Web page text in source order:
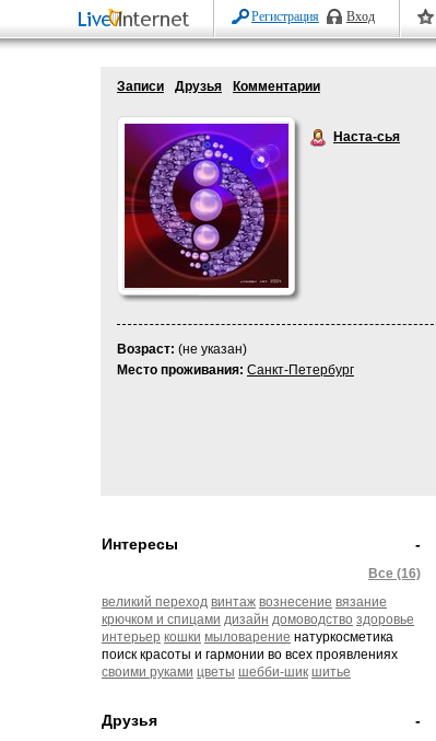
Регистрация Вход
Записи Друзья Комментарии
Наста-сья
Возраст: (не указан)
Место проживания: Санкт-Петербург
-
Интересы
Все (16)
великий переход винтаж вознесение вязание
крючком и спицами дизайн домоводство здоровье
интерьер кошки мыловарение натуркосметика
поиск красоты и гармонии во всех проявлениях
своими руками цветы шебби-шик шитье
-
Друзья